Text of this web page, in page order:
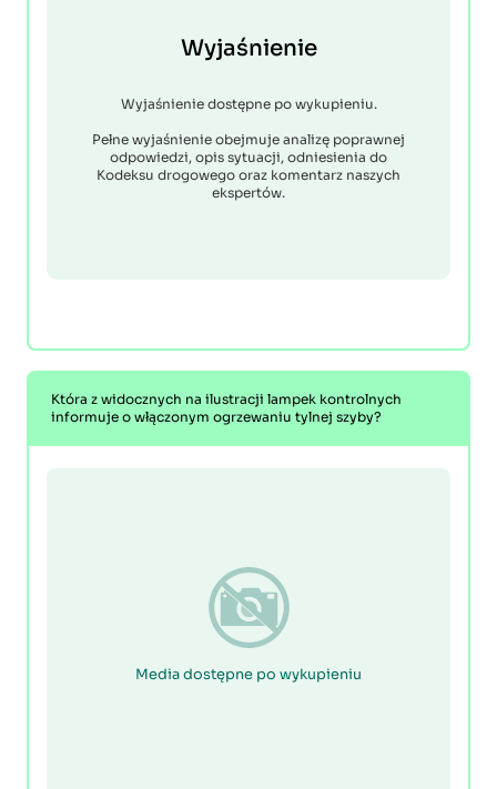
Wyjaśnienie
Wyjaśnienie dostępne po wykupieniu.
Pełne wyjaśnienie obejmuje analizę poprawnej
odpowiedzi, opis sytuacji, odniesienia do
Kodeksu drogowego oraz komentarz naszych
ekspertów.
Która z widocznych na ilustracji lampek kontrolnych
informuje o włączonym ogrzewaniu tylnej szyby?
Media dostępne po wykupieniu